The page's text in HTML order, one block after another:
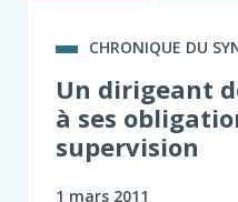
CHRONIQUE DU
Un dirigeant
à ses
supervision
1 mars 2011